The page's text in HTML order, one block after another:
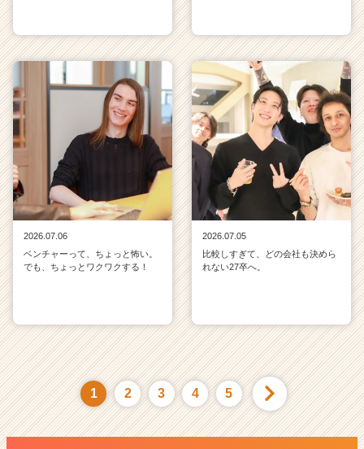
2026.07.06
ベンチャーって、ちょっと怖い。
でも、ちょっとワクワクする！
2026.07.05
比較しすぎて、どの会社も決めら
れない27卒へ。
1 2 3 4 5